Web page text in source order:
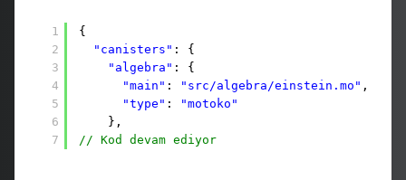
1
2
3
4
5
6
7
{
"canisters" : {
"algebra" : {
"main" : "src/algebra/einstein.mo" ,
"type" :
"motoko"
},
// Kod devam ediyor